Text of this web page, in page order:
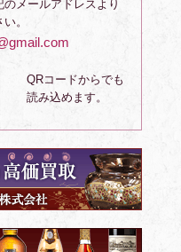
のメールアドレスより
。
QRコードからでも
読み込めます。